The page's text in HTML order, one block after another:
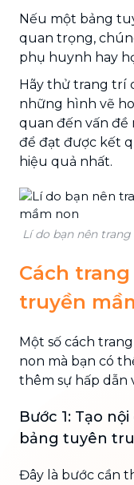
Nếu một bảng
quan trọng,
phụ huynh hay
Hãy thử trang trí
những hình vẽ
quan đến vấn
để đạt được kết
hiệu quả nhất.
Lí do bạn nên
Cách
truyền
Một số cách
non mà bạn có
thêm sự hấp dẫn
Bước 1: Tạo
bảng tuyên
Đây là bước cần